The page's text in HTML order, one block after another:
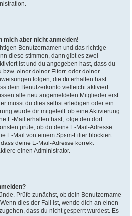
mich aber nicht anmelden!
Benutzernamen und das richtige
diese stimmen, dann gibt es zwei
ist und du angegeben hast, dass du
bzw. einer deiner Eltern oder deiner
folgen, die du erhalten hast.
dein Benutzerkonto vielleicht aktiviert
alle neu angemeldeten Mitglieder erst
musst du dies selbst erledigen oder ein
wurde dir mitgeteilt, ob eine Aktivierung
E-Mail erhalten hast, folge den dort
prüfe, ob du deine E-Mail-Adresse
E-Mail von einem Spam-Filter blockiert
deine E-Mail-Adresse korrekt
einen Administrator.
Prüfe zunächst, ob dein Benutzername
dies der Fall ist, wende dich an einen
dass du nicht gesperrt wurdest. Es